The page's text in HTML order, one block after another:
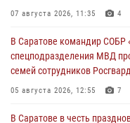
07 августа 2026, 11:35 4
В Саратове командир СОБР
спецподразделения МВД
семей сотрудников
05 августа 2026, 12:55 7
В Саратове в честь